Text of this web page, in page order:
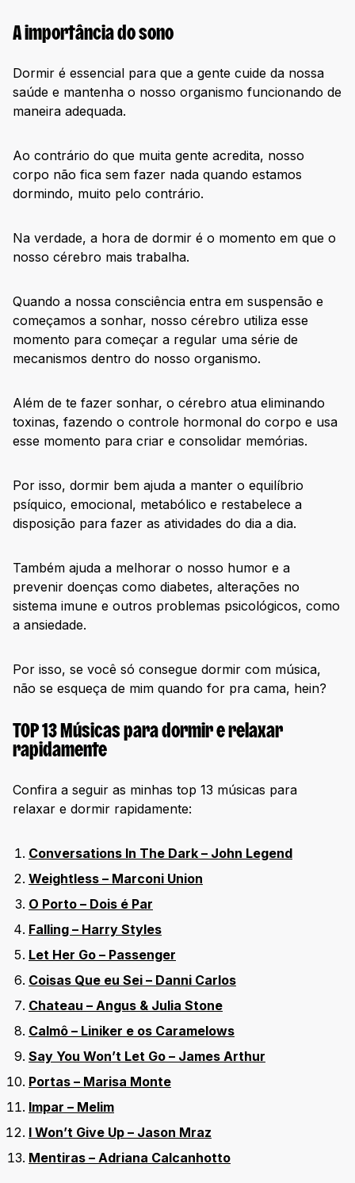
A importância do sono
Dormir é essencial para que a gente cuide da nossa
saúde e mantenha o nosso organismo funcionando de
maneira adequada.
Ao contrário do que muita gente acredita, nosso
corpo não fica sem fazer nada quando estamos
dormindo, muito pelo contrário.
Na verdade, a hora de dormir é o momento em que o
nosso cérebro mais trabalha.
Quando a nossa consciência entra em suspensão e
começamos a sonhar, nosso cérebro utiliza esse
momento para começar a regular uma série de
mecanismos dentro do nosso organismo.
Além de te fazer sonhar, o cérebro atua eliminando
toxinas, fazendo o controle hormonal do corpo e usa
esse momento para criar e consolidar memórias.
Por isso, dormir bem ajuda a manter o equilíbrio
psíquico, emocional, metabólico e restabelece a
disposição para fazer as atividades do dia a dia.
Também ajuda a melhorar o nosso humor e a
prevenir doenças como diabetes, alterações no
sistema imune e outros problemas psicológicos, como
a ansiedade.
Por isso, se você só consegue dormir com música,
não se esqueça de mim quando for pra cama, hein?
TOP 13 Músicas para dormir e relaxar
rapidamente
Confira a seguir as minhas top 13 músicas para
relaxar e dormir rapidamente:
Conversations In The Dark – John Legend
Weightless – Marconi Union
O Porto – Dois é Par
Falling – Harry Styles
Let Her Go – Passenger
Coisas Que eu Sei – Danni Carlos
Chateau – Angus & Julia Stone
Calmô – Liniker e os Caramelows
Say You Won’t Let Go – James Arthur
Portas – Marisa Monte
Impar – Melim
I Won’t Give Up – Jason Mraz
Mentiras – Adriana Calcanhotto